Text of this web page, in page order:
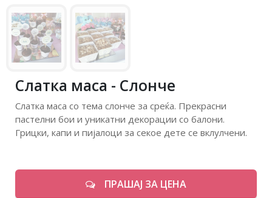
Слатка маса - Слонче
Слатка маса со тема слонче за среќа. Прекрасни
пастелни бои и уникатни декорации со балони.
Грицки, капи и пијалоци за секое дете се вклулчени.
ПРАШАЈ ЗА ЦЕНА